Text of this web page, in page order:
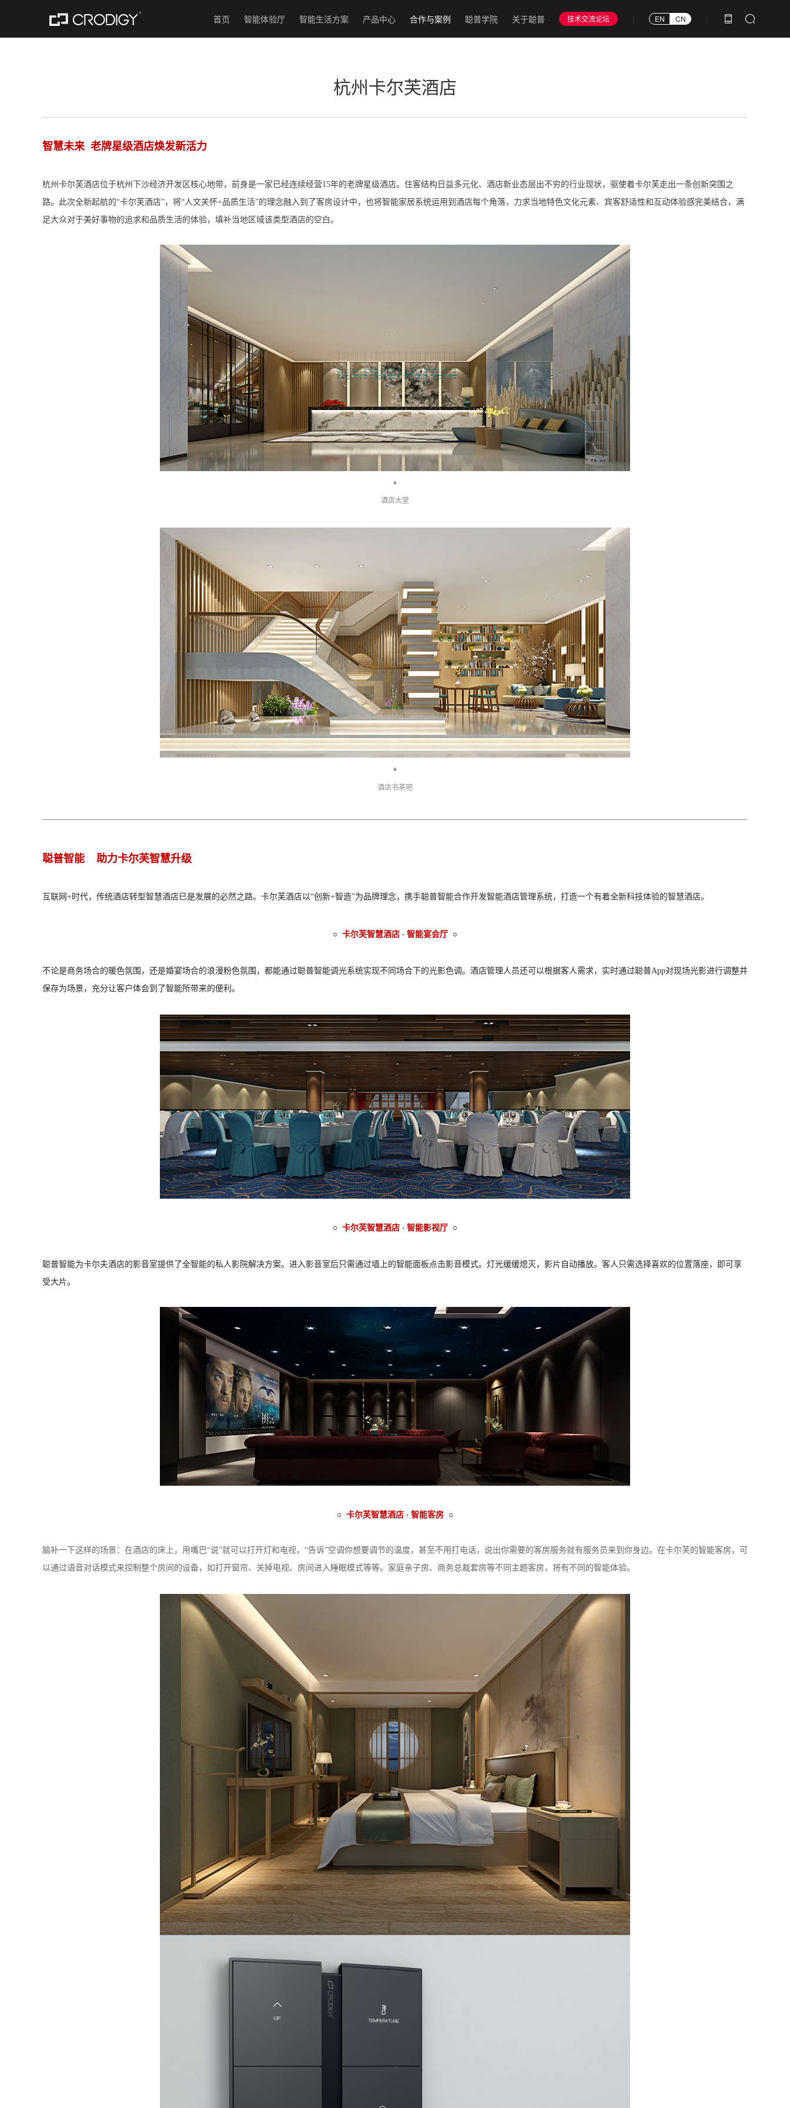
首页 智能体验厅 智能生活方案 产品中心 合作与案例 聪普学院 关于聪普 技术交流论坛 EN CN
杭州卡尔芙酒店
智慧未来 老牌星级酒店焕发新活力
杭州卡尔芙酒店位于杭州下沙经济开发区核心地带，前身是一家已经连续经营15年的老牌星级酒店。住客结构日益多元化、酒店新业态层出不穷的行业现状，驱使着卡尔芙走出一条创新突围之
路。此次全新起航的“卡尔芙酒店”，将“人文关怀+品质生活”的理念融入到了客房设计中，也将智能家居系统运用到酒店每个角落，力求当地特色文化元素、宾客舒适性和互动体验感完美结合，满
足大众对于美好事物的追求和品质生活的体验，填补当地区域该类型酒店的空白。
▲
酒店大堂
▲
酒店书茶吧
聪普智能 助力卡尔芙智慧升级
互联网+时代，传统酒店转型智慧酒店已是发展的必然之路。卡尔芙酒店以“创新+智造”为品牌理念，携手聪普智能合作开发智能酒店管理系统，打造一个有着全新科技体验的智慧酒店。
○ 卡尔芙智慧酒店 · 智能宴会厅 ○
不论是商务场合的暖色氛围，还是婚宴场合的浪漫粉色氛围，都能通过聪普智能调光系统实现不同场合下的光影色调。酒店管理人员还可以根据客人需求，实时通过聪普App对现场光影进行调整并
保存为场景，充分让客户体会到了智能所带来的便利。
○ 卡尔芙智慧酒店 · 智能影视厅 ○
聪普智能为卡尔夫酒店的影音室提供了全智能的私人影院解决方案。进入影音室后只需通过墙上的智能面板点击影音模式。灯光缓缓熄灭，影片自动播放。客人只需选择喜欢的位置落座，即可享
受大片。
○ 卡尔芙智慧酒店 · 智能客房 ○
脑补一下这样的场景：在酒店的床上，用嘴巴“说”就可以打开灯和电视，“告诉”空调你想要调节的温度，甚至不用打电话，说出你需要的客房服务就有服务员来到你身边。在卡尔芙的智能客房，可
以通过语音对话模式来控制整个房间的设备，如打开窗帘、关掉电视、房间进入睡眠模式等等。家庭亲子房、商务总裁套房等不同主题客房，将有不同的智能体验。